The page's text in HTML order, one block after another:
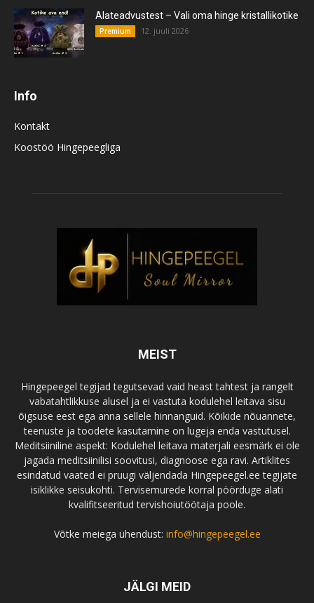
Alateadvustest – Vali oma hinge kristallikotike
Premium 12. juuli 2026
Info
Kontakt
Koostöö Hingepeegliga
MEIST
Hingepeegel tegijad tegutsevad vaid heast tahtest ja rangelt
vabatahtlikkuse alusel ja ei vastuta kodulehel leitava sisu
õigsuse eest ega anna sellele hinnanguid. Kõikide nõuannete,
teenuste ja toodete kasutamine on lugeja enda vastutusel.
Meditsiiniline aspekt: Kodulehel leitava materjali eesmärk ei ole
jagada meditsiinilisi soovitusi, diagnoose ega ravi. Artiklites
esindatud vaated ei pruugi väljendada Hingepeegel.ee tegijate
isiklikke seisukohti. Tervisemurede korral pöörduge alati
kvalifitseeritud tervishoiutöötaja poole.
Võtke meiega ühendust: info@hingepeegel.ee
JÄLGI MEID